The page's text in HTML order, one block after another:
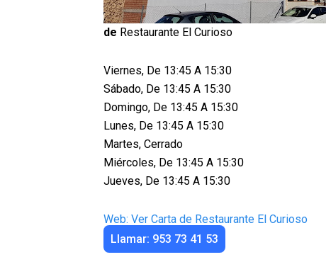
de Restaurante El Curioso
Viernes, De 13:45 A 15:30
Sábado, De 13:45 A 15:30
Domingo, De 13:45 A 15:30
Lunes, De 13:45 A 15:30
Martes, Cerrado
Miércoles, De 13:45 A 15:30
Jueves, De 13:45 A 15:30
Web: Ver Carta de Restaurante El Curioso
Llamar: 953 73 41 53